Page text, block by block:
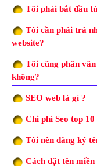
Tôi phải bắt đầu
Tôi cần phải trả
website?
Tôi cũng phân
không?
SEO web là gì ?
Chi phí Seo top
Tôi nên đăng ký
Cách đặt tên